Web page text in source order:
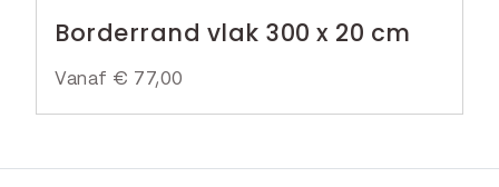
Borderrand vlak 300 x 20 cm
Vanaf € 77,00